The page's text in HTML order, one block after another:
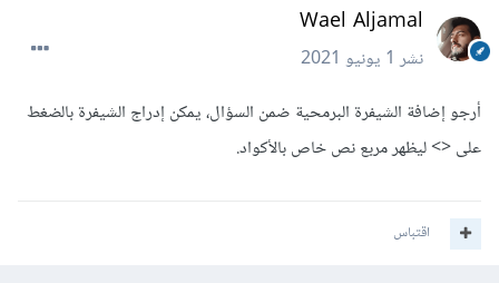
Wael Aljamal
نشر1 يونيو 2021
أرجو إضافة الشيفرة البرمحية ضمن السؤال، يمكن إدراج الشيفرة بالضغط
على <> ليظهر مربع نص خاص بالأكواد.
اقتباس